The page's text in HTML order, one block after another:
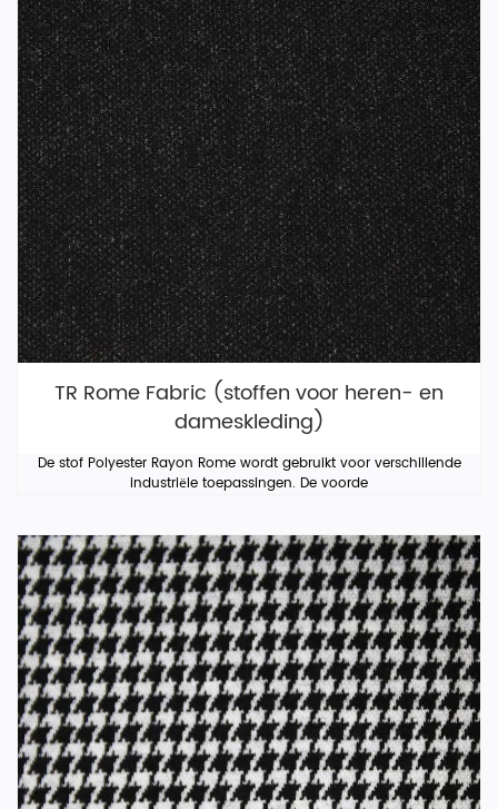
TR Rome Fabric (stoffen voor heren- en
dameskleding)
De stof Polyester Rayon Rome wordt gebruikt voor verschillende
industriële toepassingen. De voorde